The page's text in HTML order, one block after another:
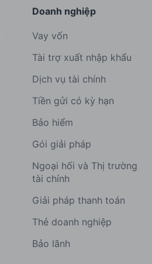
Doanh nghiệp
Vay vốn
Tài trợ xuất nhập khẩu
Dịch vụ tài chính
Tiền gửi có kỳ hạn
Bảo hiểm
Gói giải pháp
Ngoại hối và Thị trường
tài chính
Giải pháp thanh toán
Thẻ doanh nghiệp
Bảo lãnh